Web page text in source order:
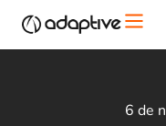
6 de